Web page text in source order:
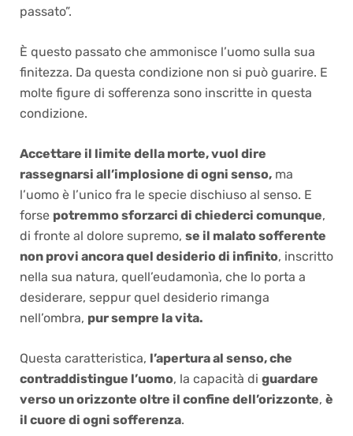
passato”.
È questo passato che ammonisce l’uomo sulla sua
finitezza. Da questa condizione non si può guarire. E
molte figure di sofferenza sono inscritte in questa
condizione.
Accettare il limite della morte, vuol dire
rassegnarsi all’implosione di ogni senso, ma
l’uomo è l’unico fra le specie dischiuso al senso. E
forse potremmo sforzarci di chiederci comunque,
di fronte al dolore supremo, se il malato sofferente
non provi ancora quel desiderio di infinito, inscritto
nella sua natura, quell’eudamonìa, che lo porta a
desiderare, seppur quel desiderio rimanga
nell’ombra, pur sempre la vita.
Questa caratteristica, l’apertura al senso, che
contraddistingue l’uomo, la capacità di guardare
verso un orizzonte oltre il confine dell’orizzonte, è
il cuore di ogni sofferenza.